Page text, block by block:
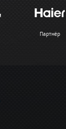
Партнёр